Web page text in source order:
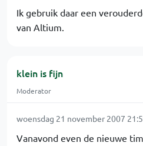
Ik gebruik daar een
van Altium.
klein is fijn
Moderator
woensdag 21 november 2007
Vanavond even de nieuwe